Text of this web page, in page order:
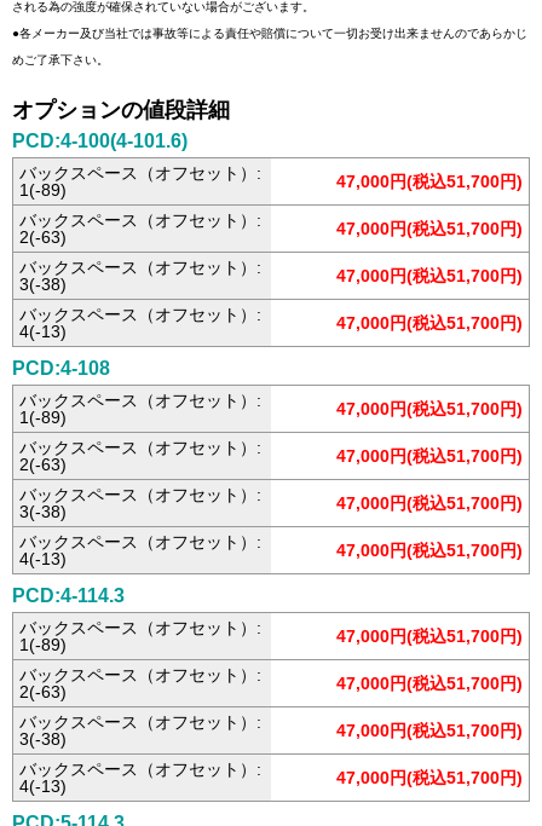
される為の強度が確保されていない場合がございます。
●各メーカー及び当社では事故等による責任や賠償について一切お受け出来ませんのであらかじ
めご了承下さい。
オプションの値段詳細
PCD:4-100(4-101.6)
バックスペース（オフセット）:
1(-89)
47,000円(税込51,700円)
バックスペース（オフセット）:
2(-63)
47,000円(税込51,700円)
バックスペース（オフセット）:
3(-38)
47,000円(税込51,700円)
バックスペース（オフセット）:
4(-13)
47,000円(税込51,700円)
PCD:4-108
バックスペース（オフセット）:
1(-89)
47,000円(税込51,700円)
バックスペース（オフセット）:
2(-63)
47,000円(税込51,700円)
バックスペース（オフセット）:
3(-38)
47,000円(税込51,700円)
バックスペース（オフセット）:
4(-13)
47,000円(税込51,700円)
PCD:4-114.3
バックスペース（オフセット）:
1(-89)
47,000円(税込51,700円)
バックスペース（オフセット）:
2(-63)
47,000円(税込51,700円)
バックスペース（オフセット）:
3(-38)
47,000円(税込51,700円)
バックスペース（オフセット）:
4(-13)
47,000円(税込51,700円)